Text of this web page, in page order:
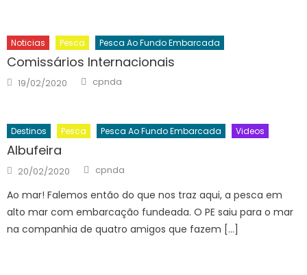
Noticias Pesca Pesca Ao Fundo Embarcada
Comissários Internacionais
Posted
on
19/02/2020 Author
cpnda
Destinos Pesca Pesca Ao Fundo Embarcada Videos
Albufeira
Posted
on
20/02/2020 Author
cpnda
Ao mar! Falemos então do que nos traz aqui, a pesca em
alto mar com embarcação fundeada. O PE saiu para o mar
na companhia de quatro amigos que fazem […]